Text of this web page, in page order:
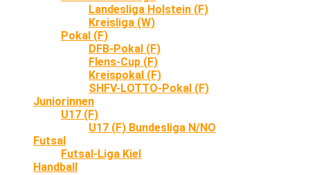
Landesliga Holstein (F)
Kreisliga (W)
Pokal (F)
DFB-Pokal (F)
Flens-Cup (F)
Kreispokal (F)
SHFV-LOTTO-Pokal (F)
Juniorinnen
U17 (F)
U17 (F) Bundesliga N/NO
Futsal
Futsal-Liga Kiel
Handball